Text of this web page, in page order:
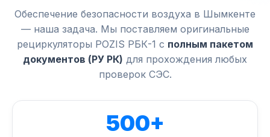
Обеспечение безопасности воздуха в Шымкенте
— наша задача. Мы поставляем оригинальные
рециркуляторы POZIS РБК-1 с полным пакетом
документов (РУ РК) для прохождения любых
проверок СЭС.
500+